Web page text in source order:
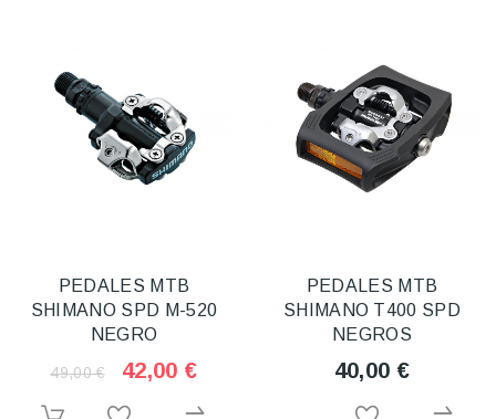
PEDALES MTB
SHIMANO SPD M-520
NEGRO
49,00 € 42,00 €
PEDALES MTB
SHIMANO T400 SPD
NEGROS
40,00 €